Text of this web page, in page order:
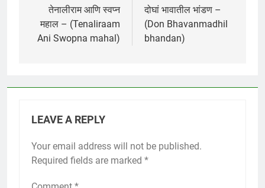
navigation
तेनालीराम आणि स्वप्न
महाल – (Tenaliraam
Ani Swopna mahal)
दोघां भावातील भांडण –
(Don Bhavanmadhil
bhandan)
LEAVE A REPLY
Your email address will not be published.
Required fields are marked *